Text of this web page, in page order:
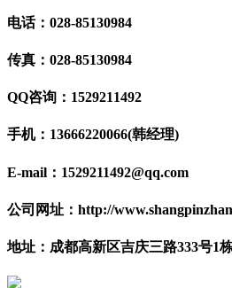
电话：028-85130984
传真：028-85130984
QQ咨询：1529211492
手机：13666220066(韩经理)
E-mail：1529211492@qq.com
公司网址：http://
地址：成都高新区吉庆三路333号1